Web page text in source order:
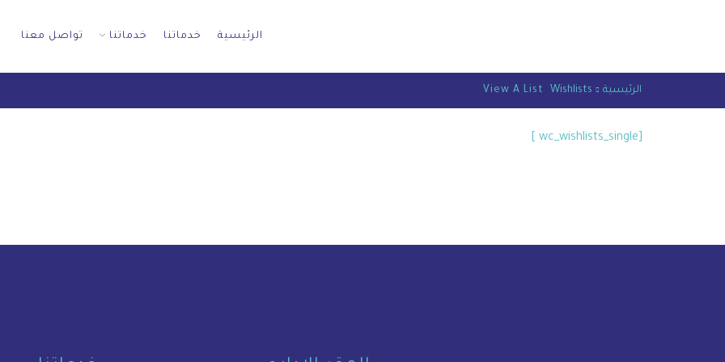
الرئيسية خدماتنا خدماتنا تواصل معنا
الرئيسية Wishlists
View A List
[wc_wishlists_single ]